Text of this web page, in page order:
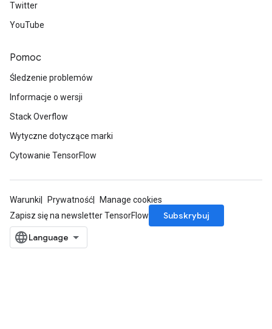
Twitter
YouTube
Pomoc
Śledzenie problemów
Informacje o wersji
Stack Overflow
Wytyczne dotyczące marki
Cytowanie TensorFlow
Warunki Prywatność
Manage cookies
Zapisz się na newsletter TensorFlow
Subskrybuj